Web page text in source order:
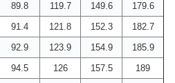
89.8 119.7 149.6
179.6
91.4 121.8 152.3
182.7
92.9 123.9 154.9
185.9
94.5 126 157.5
189